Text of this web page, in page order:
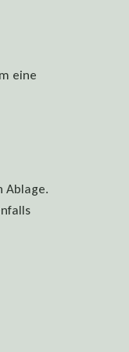
eine
Ablage.